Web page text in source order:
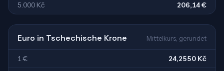
5.000 Kč 206,14 €
Euro in Tschechische Krone Mittelkurs, gerundet
1 € 24,2550 Kč